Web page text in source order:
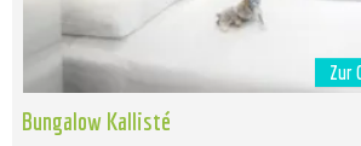
Zur
Bungalow Kallisté